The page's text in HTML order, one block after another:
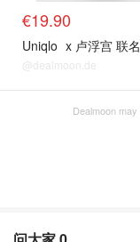
€19.90
Uniqlo x 卢浮宫 联
@dealmoon.de
Dealmoon